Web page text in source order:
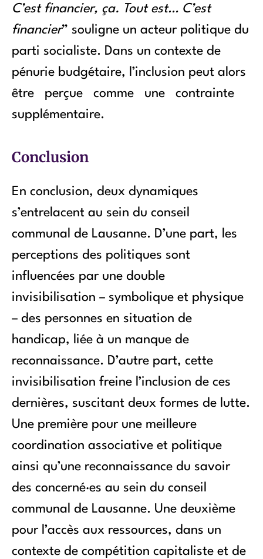
C’est financier, ça. Tout est… C’est
financier” souligne un acteur politique du
parti socialiste. Dans un contexte de
pénurie budgétaire, l’inclusion peut alors
être perçue comme une contrainte
supplémentaire.
Conclusion
En conclusion, deux dynamiques
s’entrelacent au sein du conseil
communal de Lausanne. D’une part, les
perceptions des politiques sont
influencées par une double
invisibilisation – symbolique et physique
– des personnes en situation de
handicap, liée à un manque de
reconnaissance. D’autre part, cette
invisibilisation freine l’inclusion de ces
dernières, suscitant deux formes de lutte.
Une première pour une meilleure
coordination associative et politique
ainsi qu’une reconnaissance du savoir
des concerné·es au sein du conseil
communal de Lausanne. Une deuxième
pour l’accès aux ressources, dans un
contexte de compétition capitaliste et de